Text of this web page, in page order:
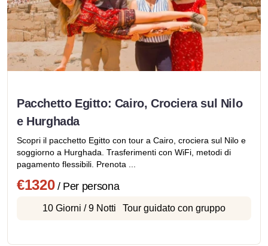
Pacchetto Egitto: Cairo, Crociera sul Nilo
e Hurghada
Scopri il pacchetto Egitto con tour a Cairo, crociera sul Nilo e
soggiorno a Hurghada. Trasferimenti con WiFi, metodi di
pagamento flessibili. Prenota ...
€1320/ Per persona
10 Giorni / 9 Notti Tour guidato con gruppo